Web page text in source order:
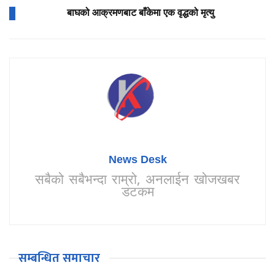
बाघको आक्रमणबाट बाँकेमा एक वृद्धको मृत्यु
News Desk
सबैको सबैभन्दा राम्रो, अनलाईन खोजखबर
डटकम
सम्बन्धित समाचार